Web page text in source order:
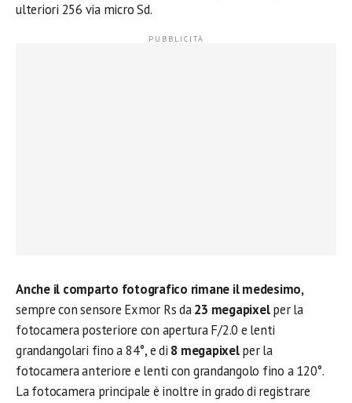
ulteriori 256 via micro Sd.
Anche il comparto fotografico rimane il medesimo,
sempre con sensore Exmor Rs da23 megapixelper la
fotocamera posteriore con apertura F/2.0 e lenti
grandangolari fino a 84°, e di 8 megapixelper la
fotocamera anteriore e lenti con grandangolo fino a 120°.
La fotocamera principale è inoltre in grado di registrare